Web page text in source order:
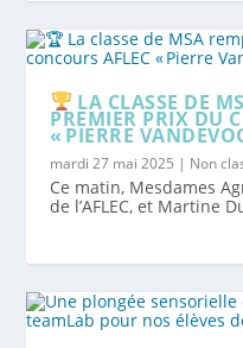
LA CLASSE DE
PREMIER PRIX DU
« PIERRE
mardi 27 mai 2025 | Non
Ce matin, Mesdames
de l’AFLEC, et Martine